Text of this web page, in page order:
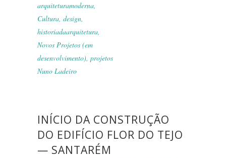
arquiteturamoderna,
Cultura, design,
historiadaarquitetura,
Novos Projetos (em
desenvolvimento), projetos
Nuno Ladeiro
INÍCIO DA CONSTRUÇÃO
DO EDIFÍCIO FLOR DO TEJO
— SANTARÉM